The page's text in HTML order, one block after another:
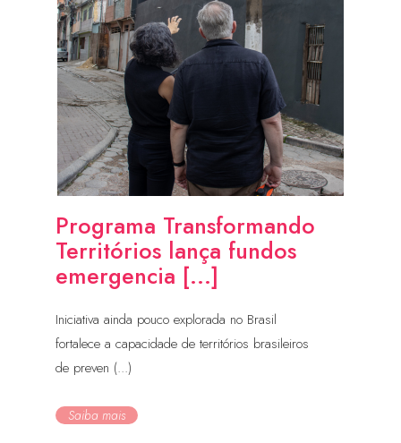
Programa Transformando
Territórios lança fundos
emergencia [...]
Iniciativa ainda pouco explorada no Brasil
fortalece a capacidade de territórios brasileiros
de preven (...)
Saiba mais